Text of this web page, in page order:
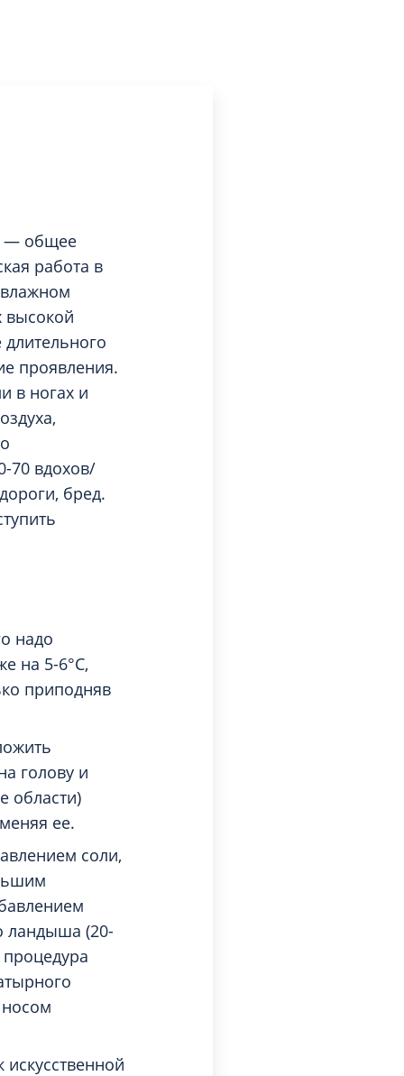
— общее
работа в
высокой
проявления.
в ногах и
70 вдохов/
бред.
надо
на 5-6°С,
приподняв
голову и
области)
ее.
соли,
ландыша (20-